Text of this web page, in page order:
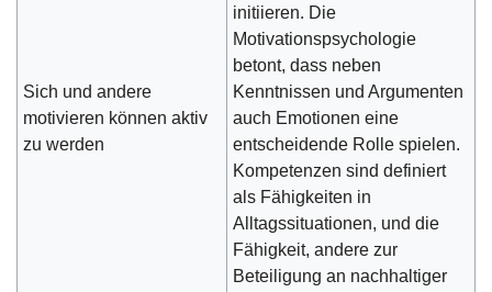
Sich und andere
motivieren können aktiv
zu werden
initiieren. Die
Motivationspsychologie
betont, dass neben
Kenntnissen und Argumenten
auch Emotionen eine
entscheidende Rolle spielen.
Kompetenzen sind definiert
als Fähigkeiten in
Alltagssituationen, und die
Fähigkeit, andere zur
Beteiligung an nachhaltiger